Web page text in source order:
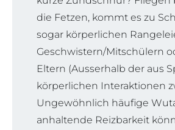
die Fetzen, kommt es zu
sogar körperlichen
Geschwistern/Mitschülern
Eltern (Ausserhalb der aus
körperlichen Interaktionen
Ungewöhnlich häufige
anhaltende Reizbarkeit